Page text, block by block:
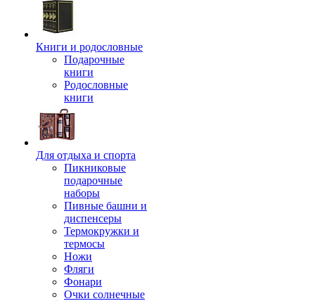
Книги и родословные
Подарочные
книги
Родословные
книги
Для отдыха и спорта
Пикниковые
подарочные
наборы
Пивные башни и
диспенсеры
Термокружки и
термосы
Ножи
Фляги
Фонари
Очки солнечные